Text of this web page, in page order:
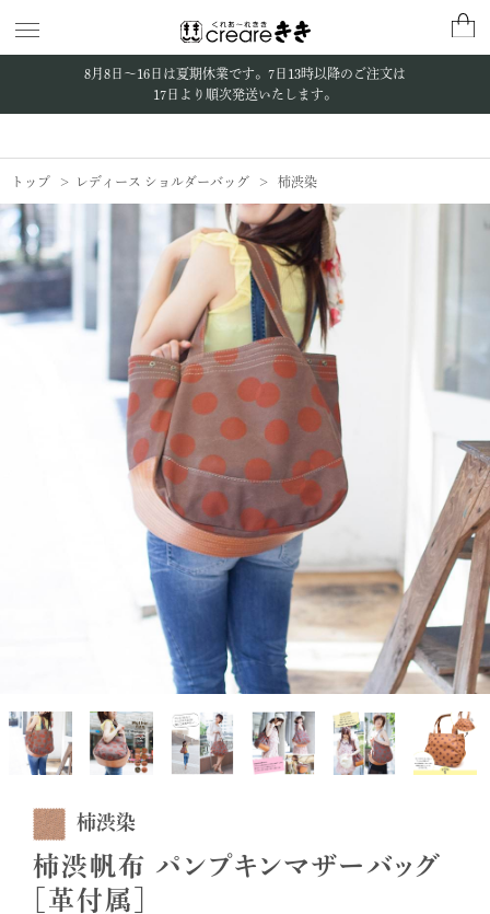
8月8日〜16日は夏期休業です。 7日13時以降のご注文は
17日より順次発送いたします。
トップ レディース ショルダーバッグ 柿渋染
柿渋染
柿渋帆布 パンプキンマザーバッグ
［革付属］